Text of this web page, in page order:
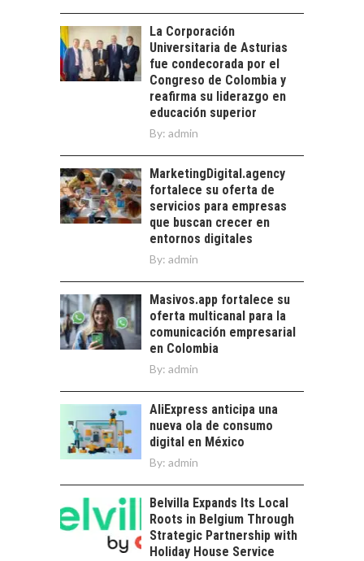
pymes en Chile:
alternativas que
trascienden el
crédito…
EL CRECIMIENTO DE
LOS SERVICIOS
DIGITALES
EXPORTADOS DESDE
CHILE
El auge de las
exportaciones de
servicios digitales en
Chile:…
TURISMO EN EL
DESIERTO DE
ATACAMA:
OPORTUNIDADES
PARA EL
DESARROLLO LOCAL
Atacama: Motor
Estratégico para el
Desarrollo Turístico…
La Corporación
Universitaria de Asturias
fue condecorada por el
Congreso de Colombia y
reafirma su liderazgo en
educación superior
By: admin
MarketingDigital.agency
fortalece su oferta de
servicios para empresas
que buscan crecer en
entornos digitales
By: admin
Masivos.app fortalece su
oferta multicanal para la
comunicación empresarial
en Colombia
By: admin
AliExpress anticipa una
nueva ola de consumo
digital en México
By: admin
Belvilla Expands Its Local
Roots in Belgium Through
Strategic Partnership with
Holiday House Service